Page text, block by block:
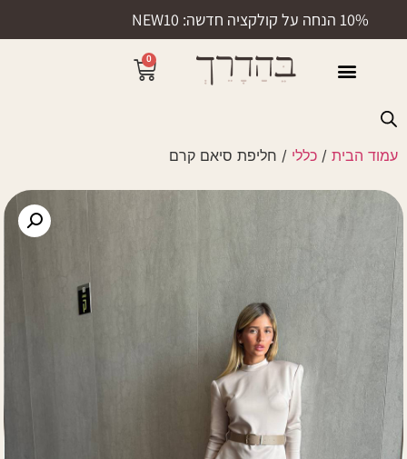
10% הנחה על קולקציה חדשה: NEW10
0
עמוד הבית / כללי / חליפת סיאם קרם